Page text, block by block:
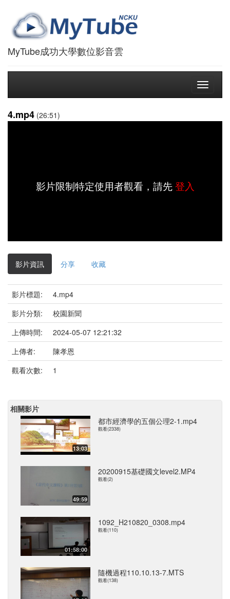
MyTube成功大學數位影音雲
Toggle
4.mp4 (26:51)
影片限制特定使用者觀看，請先登入
影片資訊 分享 收藏
影片標題:
4.mp4
影片分類:
校園新聞
上傳時間:
2024-05-07 12:21:32
上傳者:
陳孝恩
觀看次數:
1
相關影片
13:03
都市經濟學的五個公理2-1.mp4
觀看(2338)
49:59
20200915基礎國文level2.MP4
觀看(2)
01:58:00
1092_H210820_0308.mp4
觀看(110)
隨機過程110.10.13-7.MTS
觀看(138)